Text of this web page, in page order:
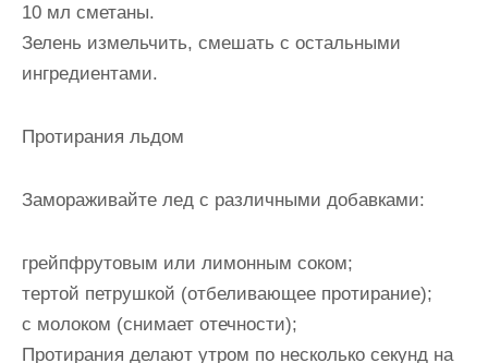
10 мл сметаны.
Зелень измельчить, смешать с остальными
ингредиентами.
Протирания льдом
Замораживайте лед с различными добавками:
грейпфрутовым или лимонным соком;
тертой петрушкой (отбеливающее протирание);
с молоком (снимает отечности);
Протирания делают утром по несколько секунд на